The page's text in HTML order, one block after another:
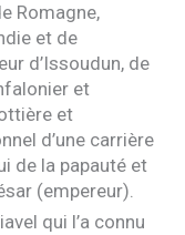
Romagne,
et de
d’Issoudun, de
et
et
d’une carrière
de la papauté et
(empereur).
qui l’a connu